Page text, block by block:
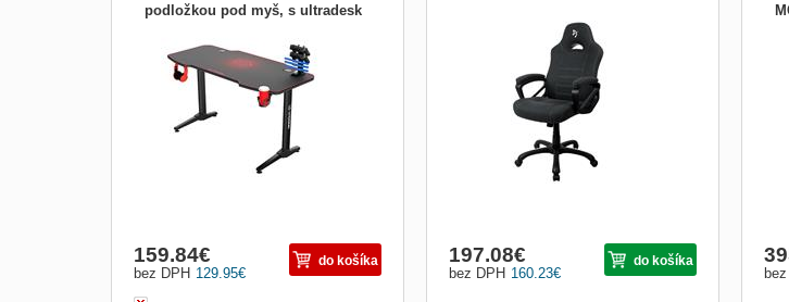
podložkou pod myš, s ultradesk
rámom z ušľachtilej ocele a pevnou
doskou s veľkým pracovným priestorom.
Vynikajúca technológia v kombinácii s
prvotriednymi materiálmi zaručujú, že tento
stôl bude používaný dlh...
129.95€
bez DPH
159.84€ do košíka
Arozzi ENZO Woven Fabric; Vylepšená
verze oblíbené židle přináší nový povrch z
vysoce kvalitní látky a silné polstrované
opěry pro lokty. Samozřejmostí je
nastavení výšky sedáku, možnost otáčení
a funkce houpání. Ergo...
160.23€
bez DPH
197.08€ do košíka
v